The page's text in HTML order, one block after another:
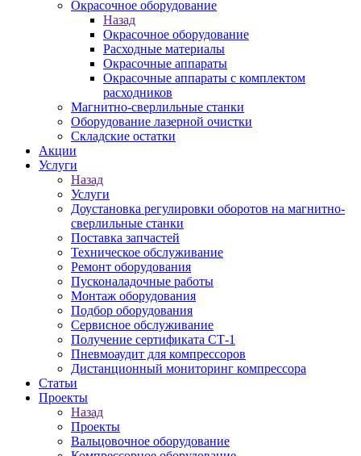
Окрасочное оборудование
Назад
Окрасочное оборудование
Расходные материалы
Окрасочные аппараты
Окрасочные аппараты с комплектом
расходников
Магнитно-сверлильные станки
Оборудование лазерной очистки
Складские остатки
Акции
Услуги
Назад
Услуги
Доустановка регулировки оборотов на магнитно-
сверлильные станки
Поставка запчастей
Техническое обслуживание
Ремонт оборудования
Пусконаладочные работы
Монтаж оборудования
Подбор оборудования
Сервисное обслуживание
Получение сертификата СТ-1
Пневмоаудит для компрессоров
Дистанционный мониторинг компрессора
Статьи
Проекты
Назад
Проекты
Вальцовочное оборудование